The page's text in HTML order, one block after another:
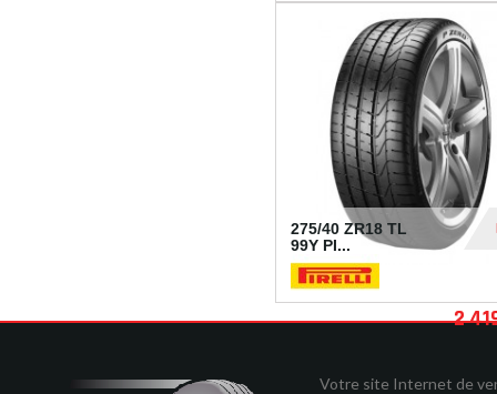
275/40 ZR18 TL
99Y PI...
2
Votre site Internet de